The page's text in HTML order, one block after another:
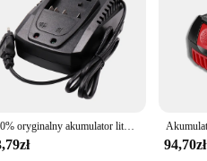
100% oryginalny akumulator litowo-jonowy 18V 6Ah 8Ah 10Ah do przenośnego akumulatora zapasowego Bosch BAT609 BAT609G
94,70zł